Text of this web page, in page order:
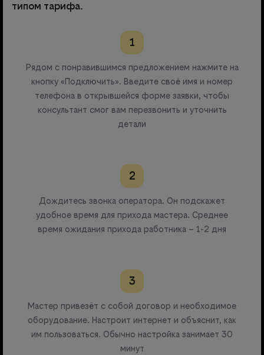
типом тарифа.
1
Рядом с понравившимся предложением нажмите на
кнопку «Подключить». Введите своё имя и номер
телефона в открывшейся форме заявки, чтобы
консультант смог вам перезвонить и уточнить
детали
2
Дождитесь звонка оператора. Он подскажет
удобное время для прихода мастера. Среднее
время ожидания прихода работника – 1-2 дня
3
Мастер привезёт с собой договор и необходимое
оборудование. Настроит интернет и объяснит, как
им пользоваться. Обычно настройка занимает 30
минут